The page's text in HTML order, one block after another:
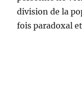
division de la
fois paradoxal